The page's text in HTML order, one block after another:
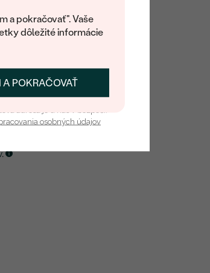
a pokračovať". Vaše
dôležité informácie
A POKRAČOVAŤ
o dostupnosti tohoto
.
sa a získať zľavu
osobných údajov